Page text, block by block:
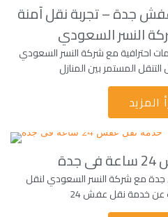
جدة – تجربة نقل آمنة
النسر السعودي
مع شركة النسر السعودي
المزيد
24 ساعة فى جدة مع شركة النسر السعودي لنقل